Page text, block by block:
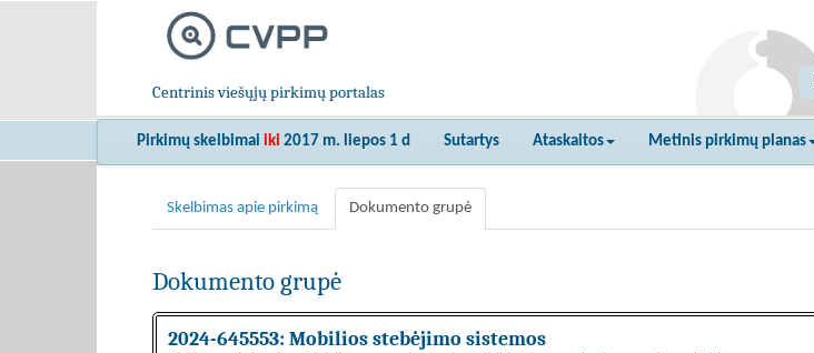
Centrinis viešųjų pirkimų portalas
Pirkimų skelbimai iki 2017 m. liepos 1 d Sutartys Ataskaitos Metinis pirkimų planas
Skelbimas apie pirkimą Dokumento grupė
Dokumento grupė
2024-645553: Mobilios stebėjimo sistemos